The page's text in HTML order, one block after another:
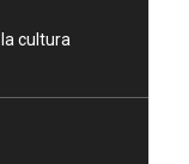
cultura